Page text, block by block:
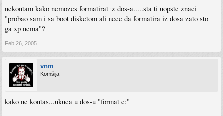
nekontam kako nemozes formatirat iz dos-a.....sta ti uopste znaci
"probao sam i sa boot disketom ali nece da formatira iz dosa zato sto
ga xp nema"?
Feb 26, 2005
vnm_
Komšija
kako ne kontas...ukuca u dos-u "format c:"